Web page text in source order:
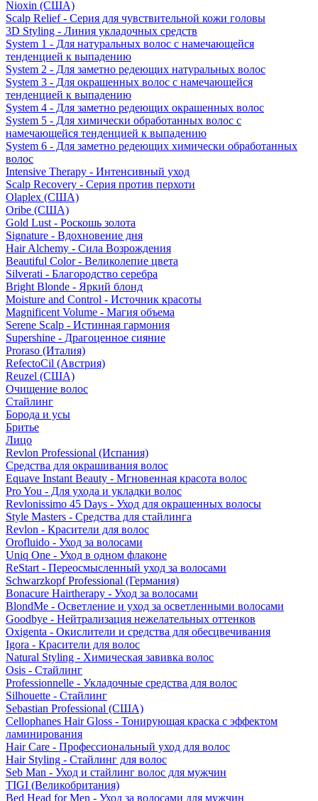
Nioxin (США)
Scalp Relief - Серия для чувствительной кожи головы
3D Styling - Линия укладочных средств
System 1 - Для натуральных волос с намечающейся
тенденцией к выпадению
System 2 - Для заметно редеющих натуральных волос
System 3 - Для окрашенных волос с намечающейся
тенденцией к выпадению
System 4 - Для заметно редеющих окрашенных волос
System 5 - Для химически обработанных волос с
намечающейся тенденцией к выпадению
System 6 - Для заметно редеющих химически обработанных
волос
Intensive Therapy - Интенсивный уход
Scalp Recovery - Серия против перхоти
Olaplex (США)
Oribe (США)
Gold Lust - Роскошь золота
Signature - Вдохновение дня
Hair Alchemy - Сила Возрождения
Beautiful Color - Великолепие цвета
Silverati - Благородство серебра
Bright Blonde - Яркий блонд
Moisture and Control - Источник красоты
Magnificent Volume - Магия объема
Serene Scalp - Истинная гармония
Supershine - Драгоценное сияние
Proraso (Италия)
RefectoCil (Австрия)
Reuzel (США)
Очищение волос
Стайлинг
Борода и усы
Бритье
Лицо
Revlon Professional (Испания)
Средства для окрашивания волос
Equave Instant Beauty - Мгновенная красота волос
Pro You - Для ухода и укладки волос
Revlonissimo 45 Days - Уход для окрашенных волосы
Style Masters - Средства для стайлинга
Revlon - Красители для волос
Orofluido - Уход за волосами
Uniq One - Уход в одном флаконе
ReStart - Переосмысленный уход за волосами
Schwarzkopf Professional (Германия)
Bonacure Hairtherapy - Уход за волосами
BlondMe - Осветление и уход за осветленными волосами
Goodbye - Нейтрализация нежелательных оттенков
Oxigenta - Окислители и средства для обесцвечивания
Igora - Красители для волос
Natural Styling - Химическая завивка волос
Osis - Стайлинг
Professionnelle - Укладочные средства для волос
Silhouette - Стайлинг
Sebastian Professional (США)
Cellophanes Hair Gloss - Тонирующая краска с эффектом
ламинирования
Hair Care - Профессиональный уход для волос
Hair Styling - Стайлинг для волос
Seb Man - Уход и стайлинг волос для мужчин
TIGI (Великобритания)
Bed Head for Men - Уход за волосами для мужчин